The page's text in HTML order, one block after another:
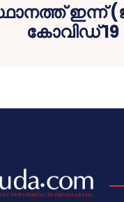
ഇന്ന്
കോവിഡ് 19